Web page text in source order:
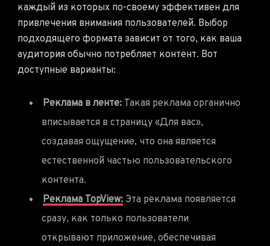
каждый из которых по-своему эффективен для
привлечения внимания пользователей. Выбор
подходящего формата зависит от того, как ваша
аудитория обычно потребляет контент. Вот
доступные варианты:
Реклама в ленте: Такая реклама органично
вписывается в страницу «Для вас»,
создавая ощущение, что она является
естественной частью пользовательского
контента.
Реклама TopView: Эта реклама появляется
сразу, как только пользователи
открывают приложение, обеспечивая